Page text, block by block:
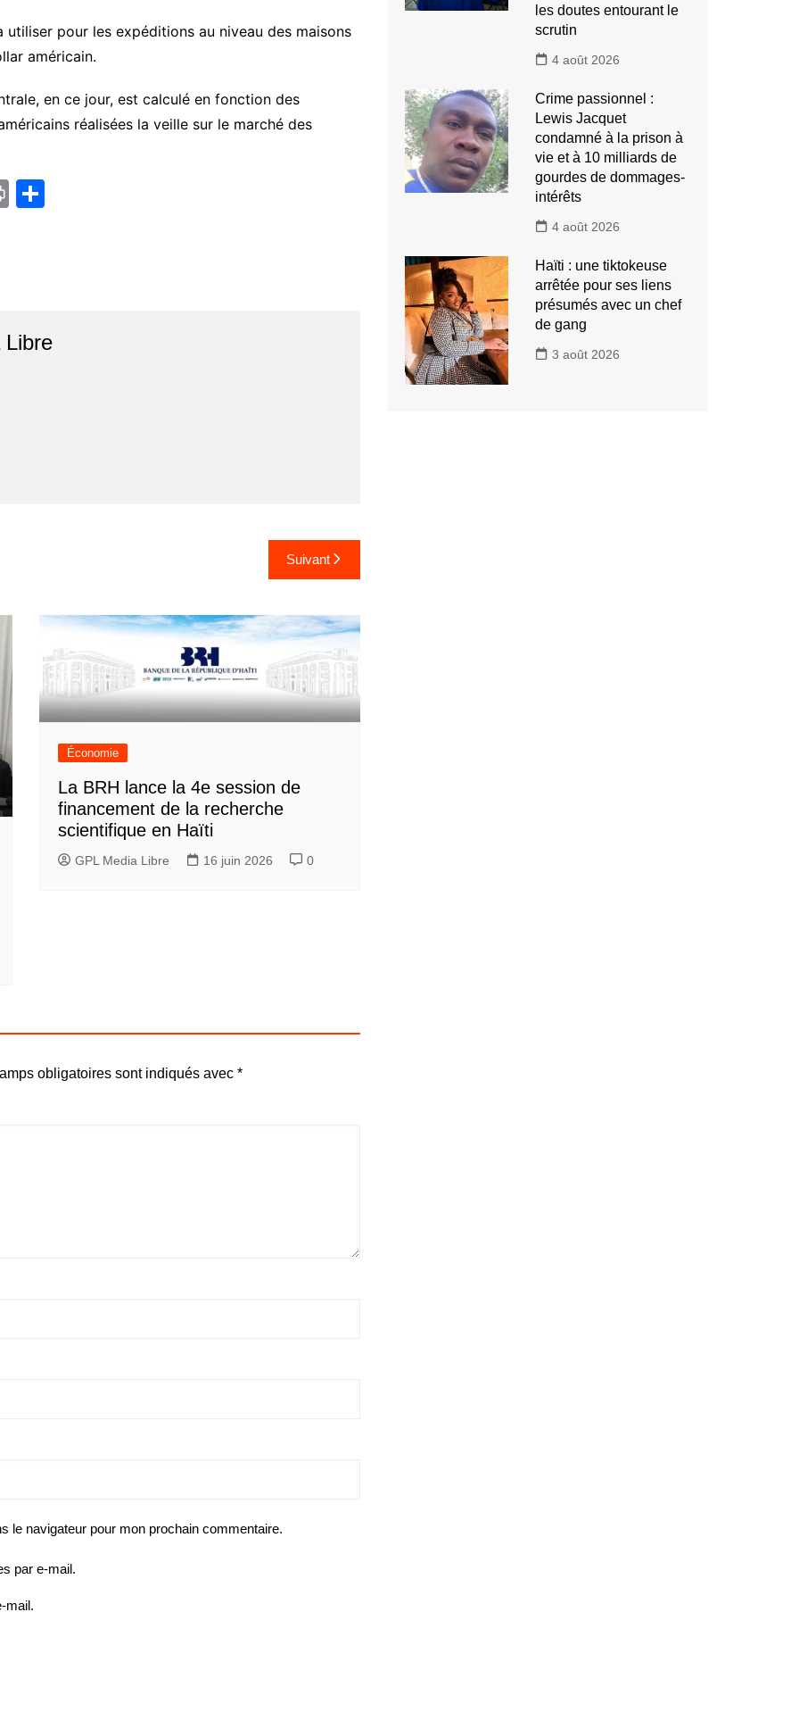
utiliser pour les expéditions au niveau des maisons
américain.
en ce jour, est calculé en fonction des
réalisées la veille sur le marché des
Pr
Libre
Suivant
Économie
La BRH lance la 4e session de
financement de la recherche
scientifique en Haïti
GPL Media Libre 16 juin 2026 0
obligatoires sont indiqués avec *
le navigateur pour mon prochain commentaire.
par e-mail.
mail.
les doutes entourant le
scrutin
4 août 2026
Crime passionnel :
Lewis Jacquet
condamné à la prison à
vie et à 10 milliards de
gourdes de dommages-
intérêts
4 août 2026
Haïti : une tiktokeuse
arrêtée pour ses liens
présumés avec un chef
de gang
3 août 2026